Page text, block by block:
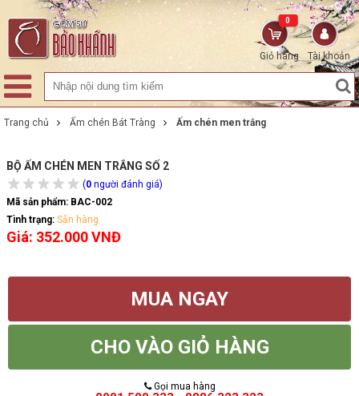
Tài khoản
Giỏ hàng
0
Trang chủ Ấm chén Bát Tràng Ấm chén men trắng
BỘ ẤM CHÉN MEN TRẮNG SỐ 2
(0 người đánh giá)
Mã sản phẩm: BAC-002
Tình trạng: Sẵn hàng
Giá: 352.000 VNĐ
MUA NGAY
CHO VÀO GIỎ HÀNG
Gọi mua hàng